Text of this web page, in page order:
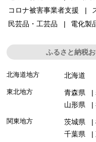
コロナ被害事業者支援
民芸品・工芸品
電化製
ふるさと納税
北海道地方 北海道
東北地方 青森県
山形県
関東地方 茨城県
千葉県